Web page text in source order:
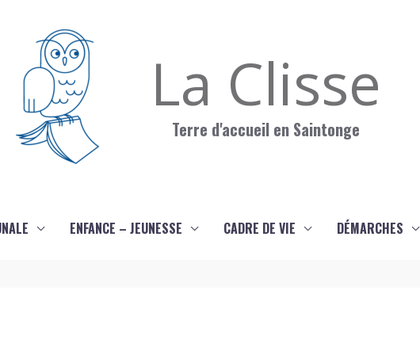
La Clisse
Terre d'accueil en Saintonge
ENFANCE – JEUNESSE CADRE DE VIE DÉMARCHES